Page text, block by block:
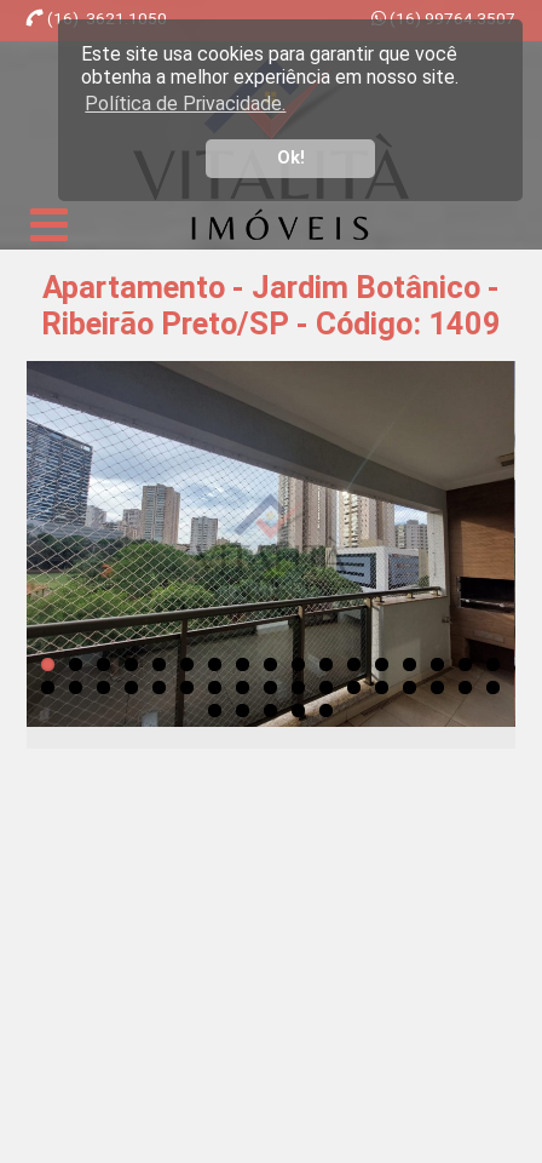
Este site usa cookies para garantir que você
obtenha a melhor experiência em nosso site.
Política de Privacidade.
Ok!
(16) 3621.1050 (16) 99764.3507
Imobiliária Ribeirão Preto - Vitalità Imóveis
Apartamento - Jardim Botânico -
Ribeirão Preto/SP - Código: 1409